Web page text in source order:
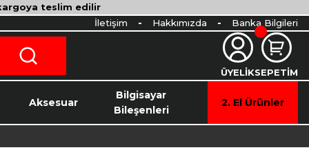
kargoya teslim edilir
İletişim Hakkımızda Banka Bilgileri
ÜYELİKSEPETİM
Aksesuar
Bilgisayar
Bileşenleri
2. El Ürünler